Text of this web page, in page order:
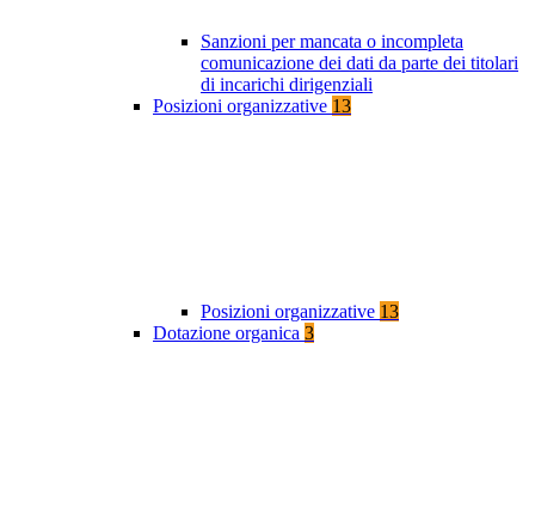
Sanzioni per mancata o incompleta
comunicazione dei dati da parte dei titolari
di incarichi dirigenziali
Posizioni organizzative 13
Posizioni organizzative 13
Dotazione organica 3